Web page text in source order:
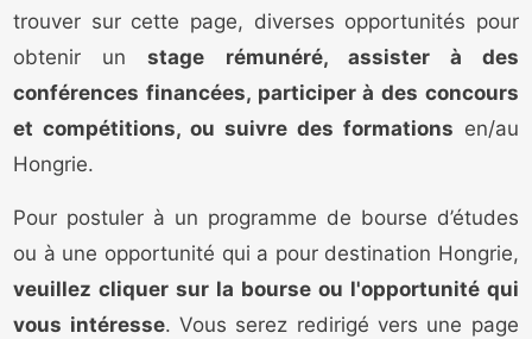
trouver sur cette page, diverses opportunités pour
obtenir unstage rémunéré, assister à des
conférences financées, participer à des concours
et compétitions, ou suivre des formations en/au
Hongrie.
Pour postuler à un programme de bourse d’études
ou à une opportunité qui a pour destination Hongrie,
veuillez cliquer sur la bourse ou l'opportunité qui
vous intéresse. Vous serez redirigé vers une page